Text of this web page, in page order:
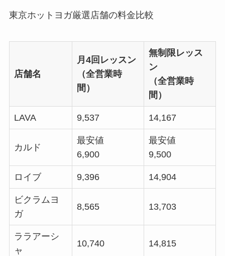
東京ホットヨガ厳選店舗の料金比較
店舗名
月4回レッスン
（全営業時
間）
無制限レッス
ン
（全営業時
間）
LAVA 9,537 14,167
カルド
最安値
6,900
最安値
9,500
ロイブ 9,396 14,904
ビクラムヨ
ガ
8,565 13,703
ララアーシ
ャ
10,740 14,815